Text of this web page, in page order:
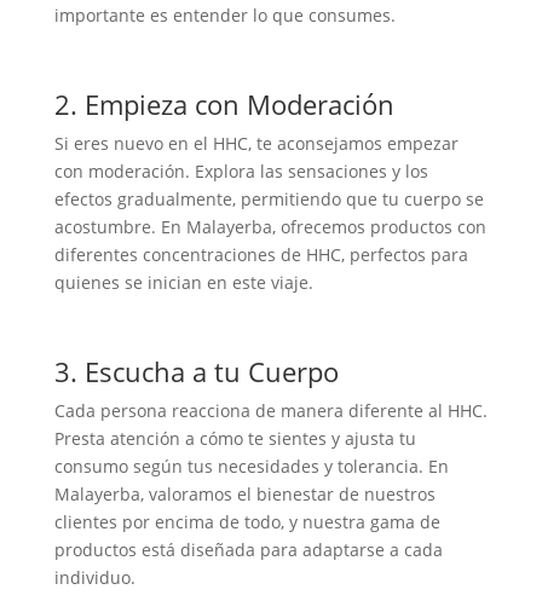
importante es entender lo que consumes.
2. Empieza con Moderación
Si eres nuevo en el HHC, te aconsejamos empezar
con moderación. Explora las sensaciones y los
efectos gradualmente, permitiendo que tu cuerpo se
acostumbre. En Malayerba, ofrecemos productos con
diferentes concentraciones de HHC, perfectos para
quienes se inician en este viaje.
3. Escucha a tu Cuerpo
Cada persona reacciona de manera diferente al HHC.
Presta atención a cómo te sientes y ajusta tu
consumo según tus necesidades y tolerancia. En
Malayerba, valoramos el bienestar de nuestros
clientes por encima de todo, y nuestra gama de
productos está diseñada para adaptarse a cada
individuo.